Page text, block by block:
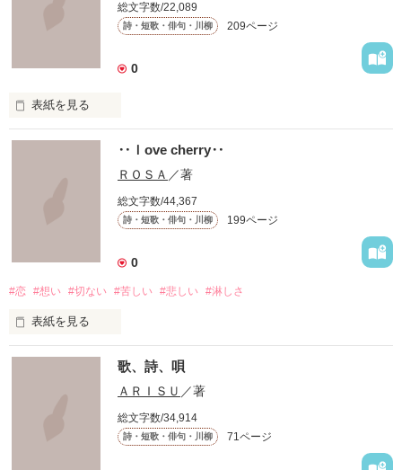
総文字数/22,089
詩・短歌・俳句・川柳 209ページ
0
表紙を見る
知らずに歩いてきた
道は、浅く
‥ｌove cherry‥
ＲＯＳＡ ／著
総文字数/44,367
詩・短歌・俳句・川柳 199ページ
0
#恋 #想い #切ない #苦しい #悲しい #淋しさ
表紙を見る
満たされることのない
絶えず支配し続けては
歌、詩、唄
ＡＲＩＳＵ ／著
総文字数/34,914
詩・短歌・俳句・川柳 71ページ